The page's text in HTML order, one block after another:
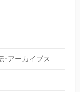
･アーカイブス